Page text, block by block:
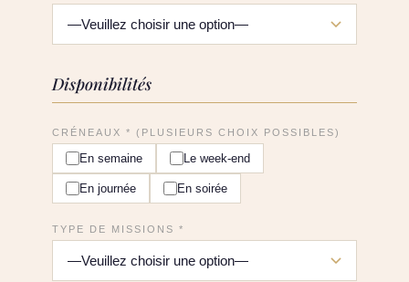
Disponibilités
CRÉNEAUX * (PLUSIEURS CHOIX POSSIBLES)
En semaine Le week-end
En journée En soirée
TYPE DE MISSIONS *